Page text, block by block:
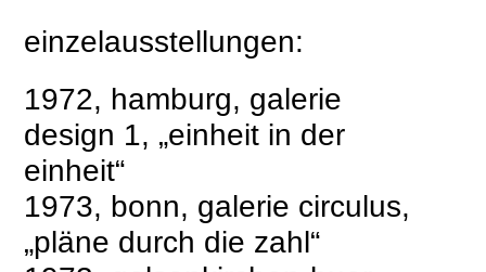
einzelausstellungen:
1972, hamburg, galerie
design 1, „einheit in der
einheit“
1973, bonn, galerie circulus,
„pläne durch die zahl“